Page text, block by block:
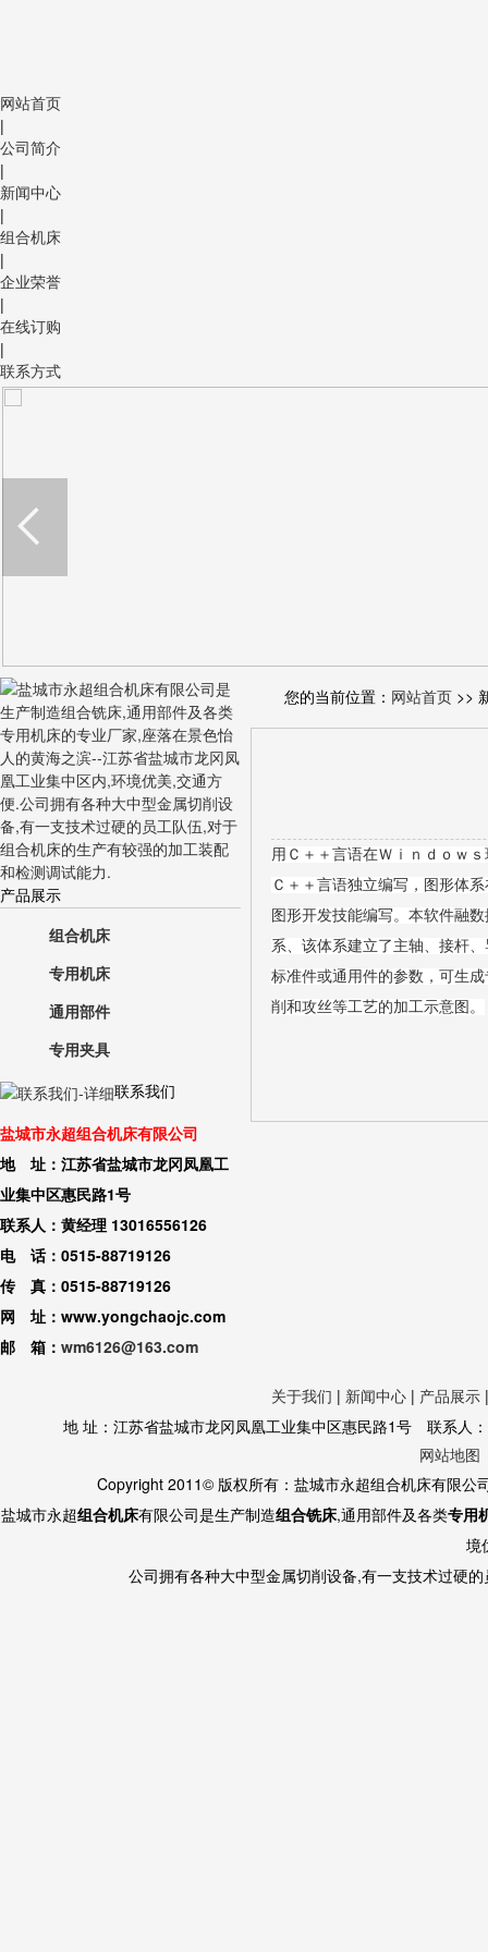
网站首页
|
公司简介
|
新闻中心
|
组合机床
|
企业荣誉
|
在线订购
|
联系方式
产品展示
组合机床
专用机床
通用部件
专用夹具
联系我们
盐城市永超组合机床有限公司
地 址：江苏省盐城市龙冈凤凰工
业集中区惠民路1号
联系人：黄经理 13016556126
电 话：0515-88719126
传 真：0515-88719126
网 址：www.yongchaojc.com
邮 箱： wm6126@163.com
您的当前位置： 网站首页 >>
用Ｃ＋＋言语在Ｗｉｎｄｏｗ
Ｃ＋＋言语独立编写，图形体
图形开发技能编写。本软件融
系、该体系建立了主轴、接杆
标准件或通用件的参数，可生
削和攻丝等工艺的加工示意图。
关于我们 | 新闻中心 | 产品展示
地 址：江苏省盐城市龙冈凤凰工业集中区惠民路1号 联系
网站地图
Copyright 2011© 版权所有：盐城市永超组合机床有限
盐城市永超组合机床有限公司是生产制造组合铣床,通用部件及各类专用
境
公司拥有各种大中型金属切削设备,有一支技术过硬